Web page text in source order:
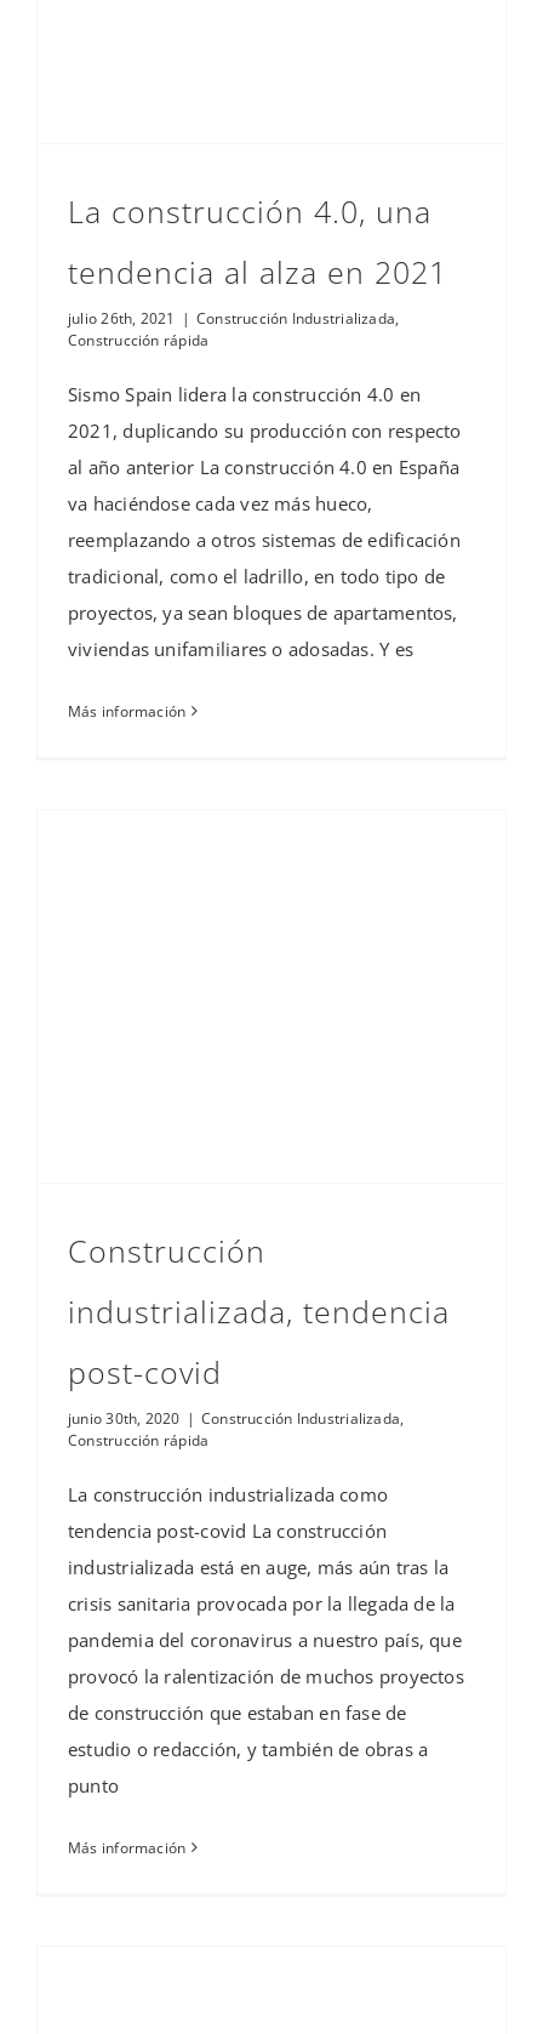
La construcción 4.0, una
tendencia al alza en 2021
julio 26th, 2021 | Construcción Industrializada,
Construcción rápida
Sismo Spain lidera la construcción 4.0 en
2021, duplicando su producción con respecto
al año anterior La construcción 4.0 en España
va haciéndose cada vez más hueco,
reemplazando a otros sistemas de edificación
tradicional, como el ladrillo, en todo tipo de
proyectos, ya sean bloques de apartamentos,
viviendas unifamiliares o adosadas. Y es
Más información
Construcción
industrializada, tendencia
post-covid
junio 30th, 2020 | Construcción Industrializada,
Construcción rápida
La construcción industrializada como
tendencia post-covid La construcción
industrializada está en auge, más aún tras la
crisis sanitaria provocada por la llegada de la
pandemia del coronavirus a nuestro país, que
provocó la ralentización de muchos proyectos
de construcción que estaban en fase de
estudio o redacción, y también de obras a
punto
Más información